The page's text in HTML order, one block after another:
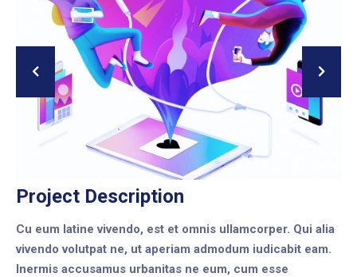
Project Description
Cu eum latine vivendo, est et omnis ullamcorper. Qui alia
vivendo volutpat ne, ut aperiam admodum iudicabit eam.
Inermis accusamus urbanitas ne eum, cum esse